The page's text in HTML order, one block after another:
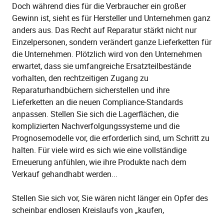
Doch während dies für die Verbraucher ein großer
Gewinn ist, sieht es für Hersteller und Unternehmen ganz
anders aus. Das Recht auf Reparatur stärkt nicht nur
Einzelpersonen, sondern verändert ganze Lieferketten für
die Unternehmen. Plötzlich wird von den Unternehmen
erwartet, dass sie umfangreiche Ersatzteilbestände
vorhalten, den rechtzeitigen Zugang zu
Reparaturhandbüchern sicherstellen und ihre
Lieferketten an die neuen Compliance-Standards
anpassen. Stellen Sie sich die Lagerflächen, die
komplizierten Nachverfolgungssysteme und die
Prognosemodelle vor, die erforderlich sind, um Schritt zu
halten. Für viele wird es sich wie eine vollständige
Erneuerung anfühlen, wie ihre Produkte nach dem
Verkauf gehandhabt werden...
Stellen Sie sich vor, Sie wären nicht länger ein Opfer des
scheinbar endlosen Kreislaufs von „kaufen,